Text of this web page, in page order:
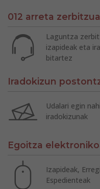
012 arreta zerbitzua
Laguntza
izapideak eta
bitartez
Iradokizun
Udalari egin
iradokizunak
Egoitza
Izapideak,
Espedienteak